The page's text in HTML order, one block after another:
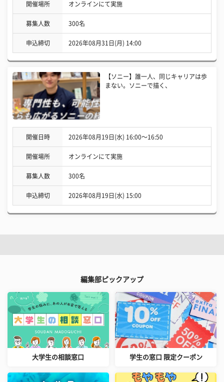
開催場所 オンラインにて実施
募集人数 300名
申込締切 2026年08月31日(月) 14:00
【ソニー】誰一人、同じキャリアは歩
まない。ソニーで描く、
開催日時 2026年08月19日(水) 16:00〜16:50
開催場所 オンラインにて実施
募集人数 300名
申込締切 2026年08月19日(水) 15:00
編集部ピックアップ
大学生の相談窓口 学生の窓口 限定クーポン